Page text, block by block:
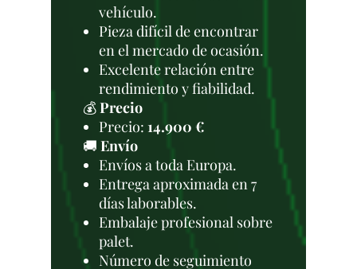
vehículo.
Pieza difícil de encontrar
en el mercado de ocasión.
Excelente relación entre
rendimiento y fiabilidad.
💰Precio
Precio: 14.900 €
🚚 Envío
Envíos a toda Europa.
Entrega aproximada en 7
días laborables.
Embalaje profesional sobre
palet.
Número de seguimiento